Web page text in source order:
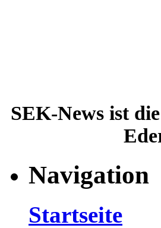
SEK-News ist
Navigation
Startseite